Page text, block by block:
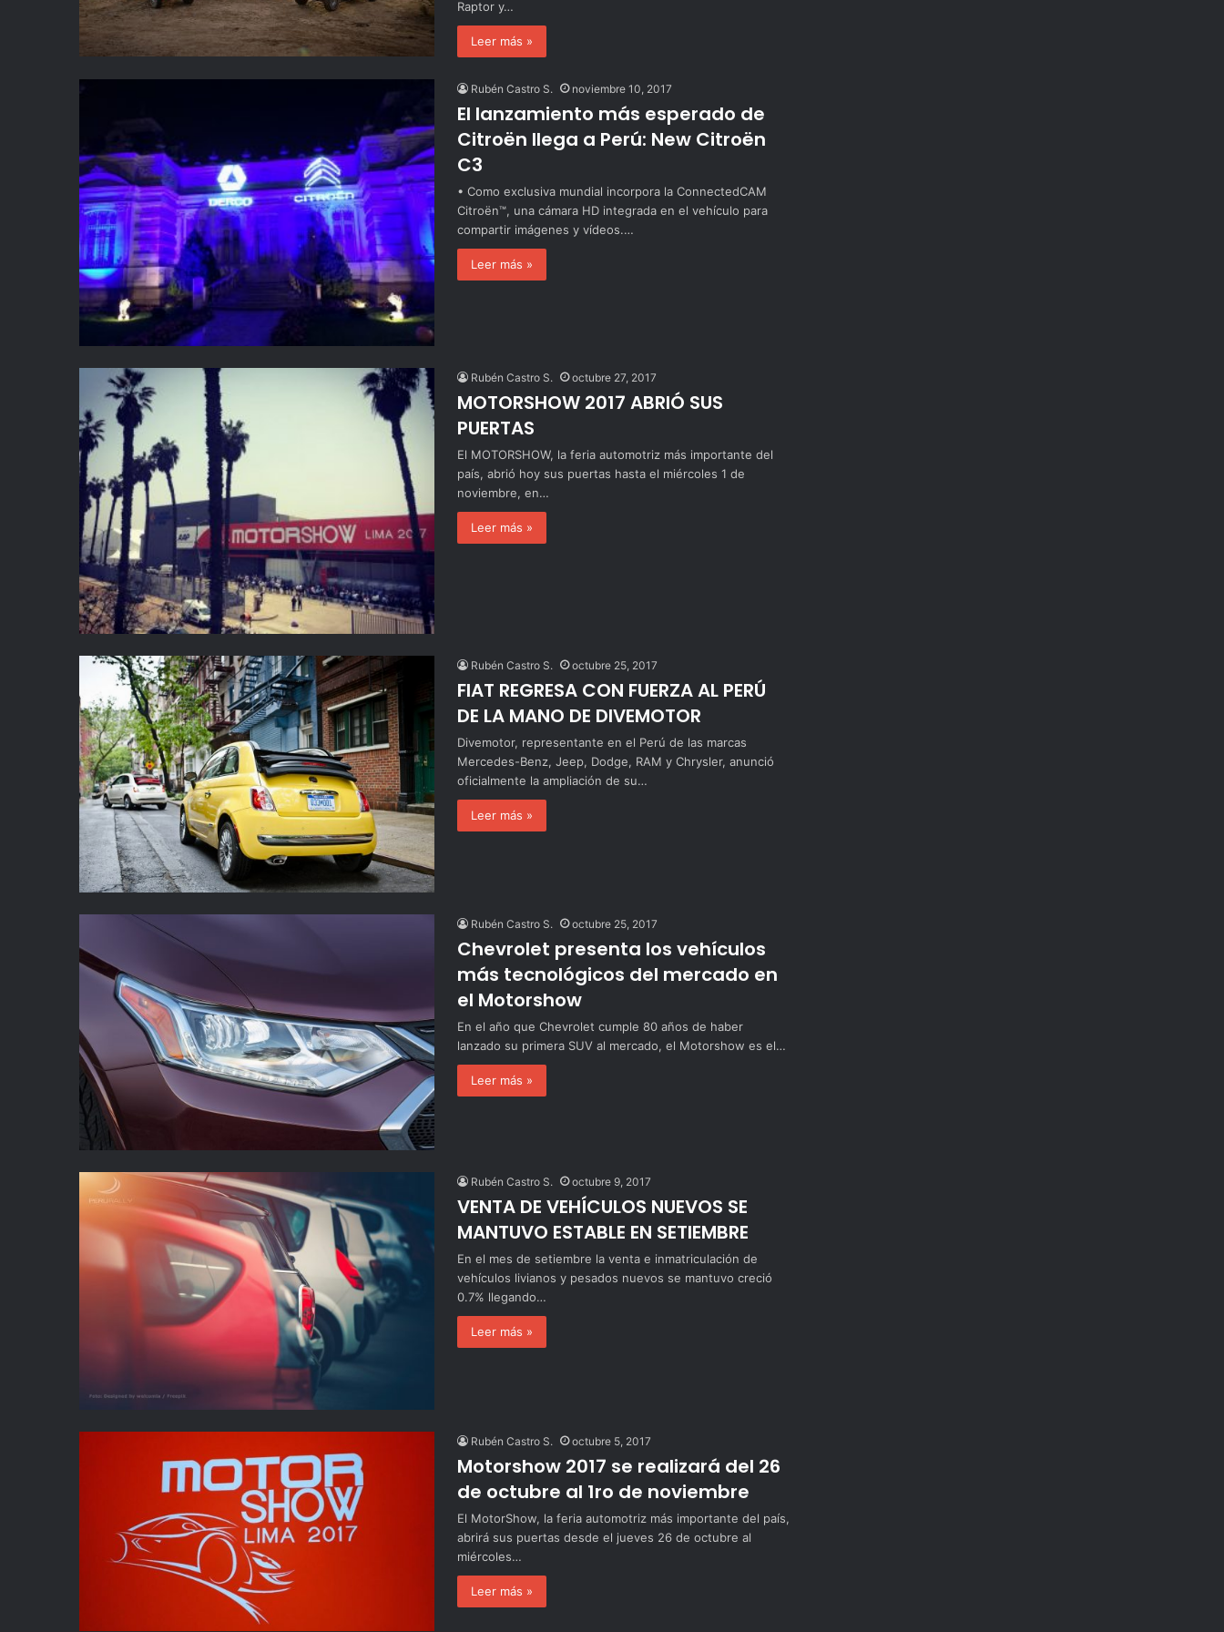
Raptor y…
Leer más »
Rubén Castro S. noviembre 10, 2017
El lanzamiento más esperado de
Citroën llega a Perú: New Citroën
C3
• Como exclusiva mundial incorpora la ConnectedCAM
Citroën™, una cámara HD integrada en el vehículo para
compartir imágenes y vídeos.…
Leer más »
Rubén Castro S. octubre 27, 2017
MOTORSHOW 2017 ABRIÓ SUS
PUERTAS
El MOTORSHOW, la feria automotriz más importante del
país, abrió hoy sus puertas hasta el miércoles 1 de
noviembre, en…
Leer más »
Rubén Castro S. octubre 25, 2017
FIAT REGRESA CON FUERZA AL PERÚ
DE LA MANO DE DIVEMOTOR
Divemotor, representante en el Perú de las marcas
Mercedes-Benz, Jeep, Dodge, RAM y Chrysler, anunció
oficialmente la ampliación de su…
Leer más »
Rubén Castro S. octubre 25, 2017
Chevrolet presenta los vehículos
más tecnológicos del mercado en
el Motorshow
En el año que Chevrolet cumple 80 años de haber
lanzado su primera SUV al mercado, el Motorshow es el…
Leer más »
Rubén Castro S. octubre 9, 2017
VENTA DE VEHÍCULOS NUEVOS SE
MANTUVO ESTABLE EN SETIEMBRE
En el mes de setiembre la venta e inmatriculación de
vehículos livianos y pesados nuevos se mantuvo creció
0.7% llegando…
Leer más »
Rubén Castro S. octubre 5, 2017
Motorshow 2017 se realizará del 26
de octubre al 1ro de noviembre
El MotorShow, la feria automotriz más importante del país,
abrirá sus puertas desde el jueves 26 de octubre al
miércoles…
Leer más »